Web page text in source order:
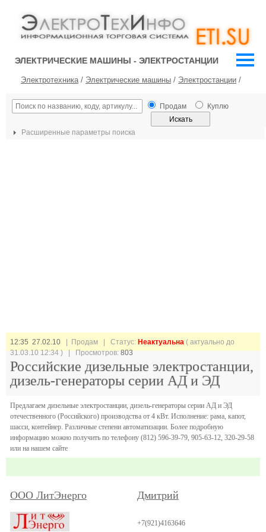
ЭЛЕКТРИЧЕСКИЕ МАШИНЫ - ЭЛЕКТРОСТАНЦИИ
Электротехника/ Электрические машины / Электростанции /
Продам Куплю
Расширенные параметры поиска
12:35 27.02.10 | Продам | Статус: Неактуальна ( актуально до
31.03.10 12:34 ) | Просмотров:803
Российские дизельные электростанции,
дизель-генераторы серии АД и ЭД
Предлагаем дизельные электростанции, дизель-генераторы серии АД и ЭД
отечественного (Российского) производства от 4 кВт. Исполнение: рама, капот,
шасси, контейнер. Различные степени автоматизации. Более подробную
информацию можно получить по телефону (812) 596-39-79, 905-63-12, 320-29-58
или на нашем сайте
ООО ЛитЭнерго Дмитрий
+7(921)4163646